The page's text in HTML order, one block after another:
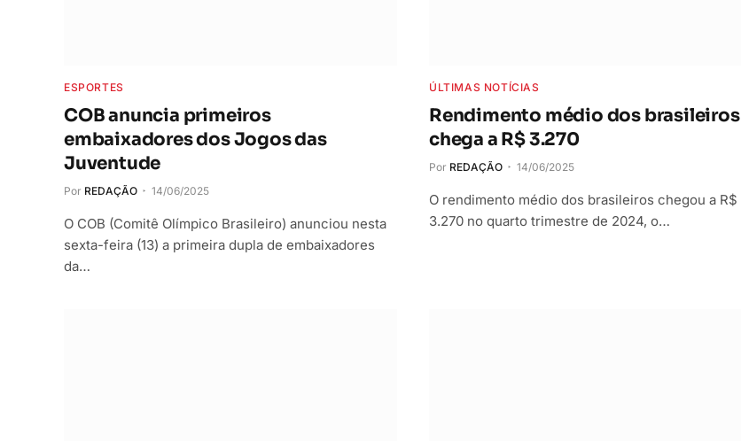
ESPORTES
COB anuncia primeiros
embaixadores dos Jogos das
Juventude
Por REDAÇÃO 14/06/2025
O COB (Comitê Olímpico Brasileiro) anunciou nesta
sexta-feira (13) a primeira dupla de embaixadores
da…
ÚLTIMAS NOTÍCIAS
Rendimento médio dos brasileiros
chega a R$ 3.270
Por REDAÇÃO 14/06/2025
O rendimento médio dos brasileiros chegou a R$
3.270 no quarto trimestre de 2024, o…